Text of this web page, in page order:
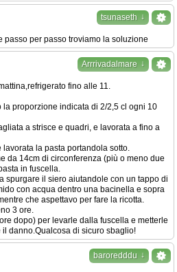
tsunaseth ↓
passo per passo troviamo la soluzione
Arrrivadalmare ↓
fino alle 11.
proporzione indicata di 2/2,5 cl ogni 10
a strisce e quadri, e lavorata a fino a
la pasta portandola sotto.
da 14cm di circonferenza (più o meno due
in fuscella.
spurgare il siero aiutandole con un tappo di
con acqua dentro una bacinella e sopra
che aspettavo per fare la ricotta.
3 ore.
dopo) per levarle dalla fuscella e metterle
danno.Qualcosa di sicuro sbaglio!
baroredddu ↓